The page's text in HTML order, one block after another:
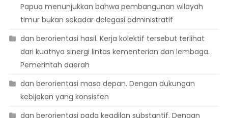
Papua menunjukkan bahwa pembangunan wilayah
timur bukan sekadar delegasi administratif
dan berorientasi hasil. Kerja kolektif tersebut terlihat
dari kuatnya sinergi lintas kementerian dan lembaga.
Pemerintah daerah
dan berorientasi masa depan. Dengan dukungan
kebijakan yang konsisten
dan berorientasi pada keadilan substantif. Dengan